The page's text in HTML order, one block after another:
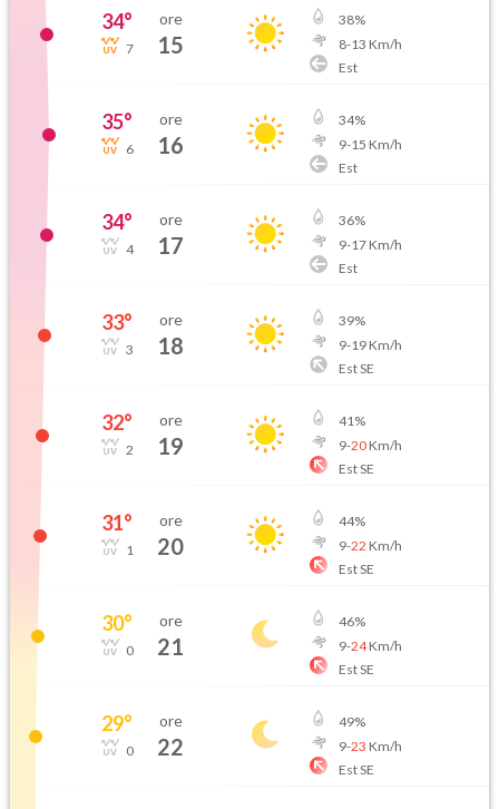
34°
7
ore
15
38%
8-13 Km/h
Est
35°
6
ore
16
34%
9-15 Km/h
Est
34°
4
ore
17
36%
9-17Km/h
Est
33°
3
ore
18
39%
9-19Km/h
Est SE
32°
2
ore
19
41%
9-20Km/h
Est SE
31°
1
ore
20
44%
9-22 Km/h
Est SE
30°
0
ore
21
46%
9-24Km/h
Est SE
29°
0
ore
22
49%
9-23 Km/h
Est SE